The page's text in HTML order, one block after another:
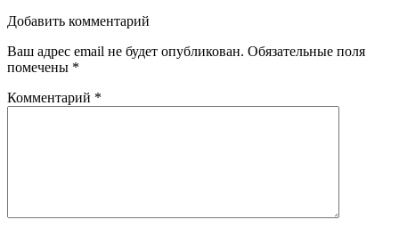
Добавить комментарий
Ваш адрес email не будет опубликован. Обязательные поля
помечены *
Комментарий *